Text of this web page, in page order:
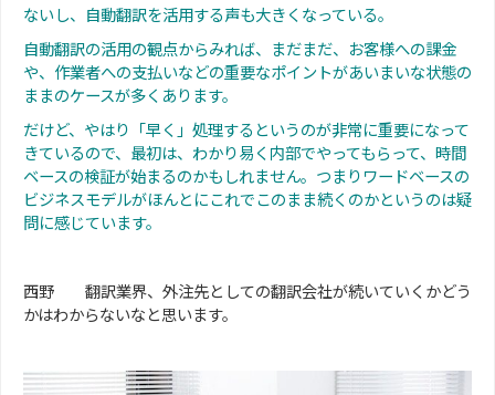
ないし、自動翻訳を活用する声も大きくなっている。
自動翻訳の活用の観点からみれば、まだまだ、お客様への課金
や、作業者への支払いなどの重要なポイントがあいまいな状態の
ままのケースが多くあります。
だけど、やはり「早く」処理するというのが非常に重要になって
きているので、最初は、わかり易く内部でやってもらって、時間
ベースの検証が始まるのかもしれません。つまりワードベースの
ビジネスモデルがほんとにこれでこのまま続くのかというのは疑
問に感じています。
西野 翻訳業界、外注先としての翻訳会社が続いていくかどう
かはわからないなと思います。